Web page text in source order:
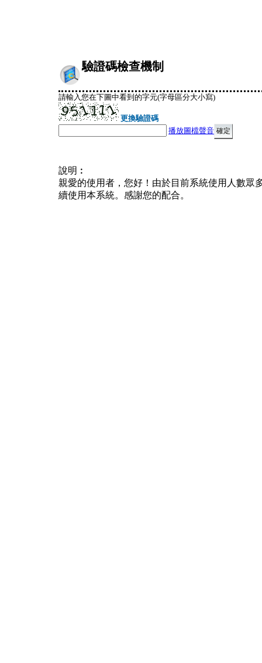
驗證碼檢查機制
請輸入您在下圖中看到的字元(字母區分大小寫)
更換驗證碼
播放圖檔聲音
說明︰
親愛的使用者，您好！由於目前系統使用人數眾
續使用本系統。感謝您的配合。